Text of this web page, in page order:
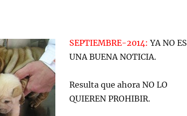
SEPTIEMBRE-2014: YA NO ES
UNA BUENA NOTICIA.
Resulta que ahora NO LO
QUIEREN PROHIBIR.